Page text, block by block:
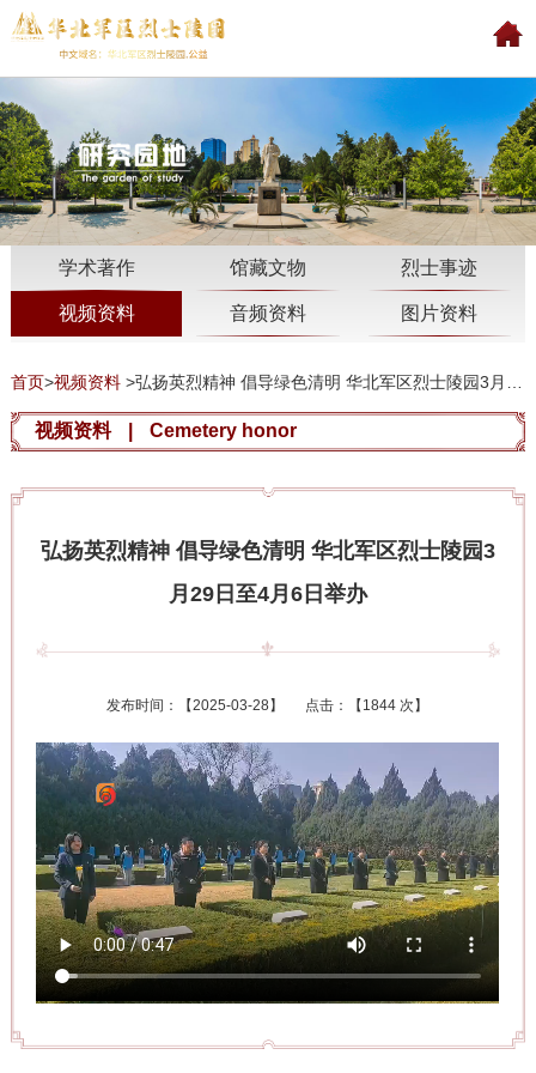
学术著作 馆藏文物 烈士事迹
视频资料 音频资料 图片资料
首页>视频资料>弘扬英烈精神 倡导绿色清明 华北军区烈士陵园3月29日至4月6日举办
视频资料 Cemetery honor
弘扬英烈精神 倡导绿色清明 华北军区烈士陵园3
月29日至4月6日举办
发布时间：【2025-03-28】 点击：【1844 次】